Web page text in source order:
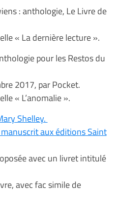
: anthologie, Le Livre de
« La dernière lecture ».
pour les Restos du
2017, par Pocket.
« L’anomalie ».
Shelley.
aux éditions Saint
avec un livret intitulé
avec fac simile de